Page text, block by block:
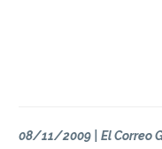
08/11/2009 | El Correo